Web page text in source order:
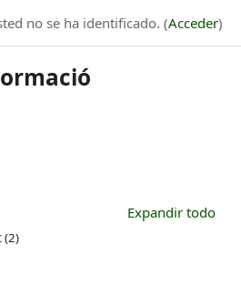
no se ha identificado. (Acceder)
Expandir todo
(2)